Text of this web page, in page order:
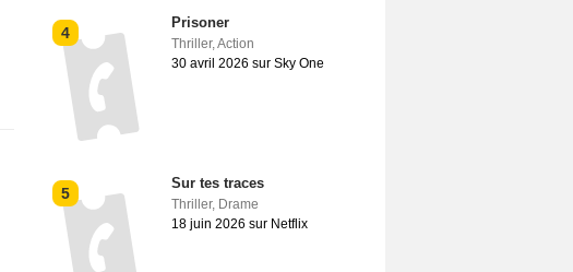
4
Prisoner
Thriller,Action
30 avril 2026 sur Sky One
5
Sur tes traces
Thriller, Drame
18 juin 2026 sur Netflix